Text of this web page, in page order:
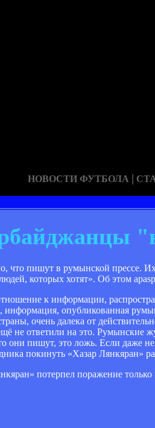
НОВОСТИ ФУТБОЛА |
что пишут в румынской прессе.
которых хотят». Об этом
к информации,
опубликованная
очень далека от
не ответили на это. Румынские
они пишут, это ложь. Если даже
покинуть «Хазар Лянкяран»
потерпел поражение